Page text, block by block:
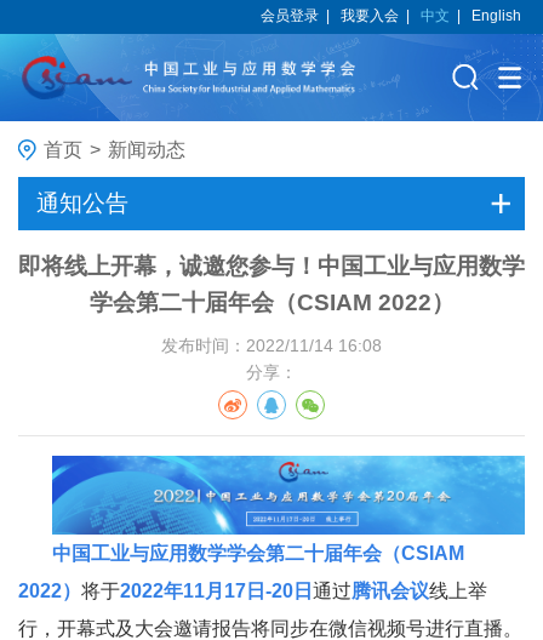
会员登录 |我要入会 |中文 English
首页 > 新闻动态
通知公告
即将线上开幕，诚邀您参与！中国工业与应用数学
学会第二十届年会（CSIAM 2022）
发布时间：2022/11/14 16:08
分享：
中国工业与应用数学学会第二十届年会（CSIAM
2022） 将于2022年11月 17日 -20日 通过腾讯会议线上举
行，开幕式及大会邀请报告将同步在微信视频号进行直播。